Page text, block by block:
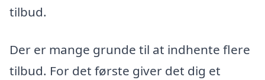
tilbud.
Der er mange grunde til at indhente flere
tilbud. For det første giver det dig et